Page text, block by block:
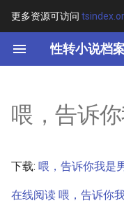
更多资源可访问
性转小说档案
键
开
搜
索
其他信息 [Processed
喂，告诉
下载: 喂，告诉你我是
在线阅读 喂，告诉你